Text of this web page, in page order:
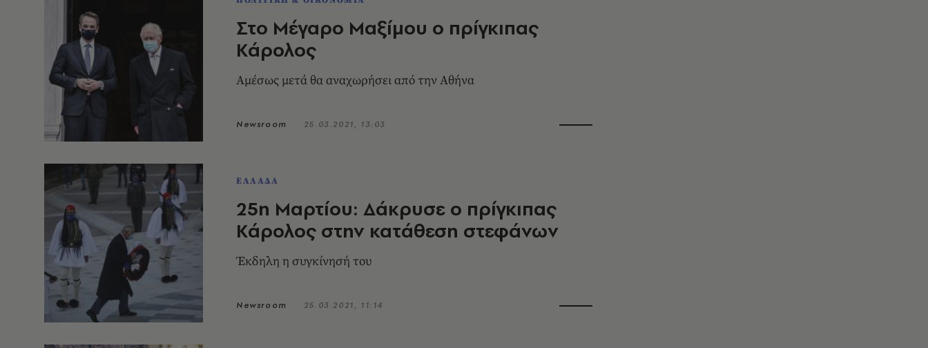
Στο Μέγαρο Μαξίμου ο πρίγκιπας
Κάρολος
Αμέσως μετά θα αναχωρήσει από την Αθήνα
Newsroom 25.03.2021, 13:03
ΕΛΛΑΔΑ
25η Μαρτίου: Δάκρυσε ο πρίγκιπας
Κάρολος στην κατάθεση στεφάνων
Έκδηλη η συγκίνησή του
Newsroom 25.03.2021, 11:14